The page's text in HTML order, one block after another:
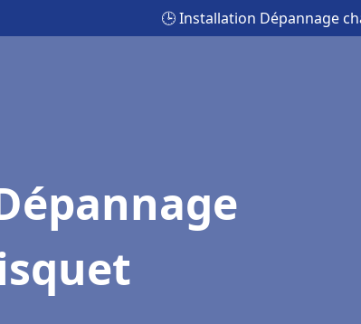
🕒 Installation Dépannage